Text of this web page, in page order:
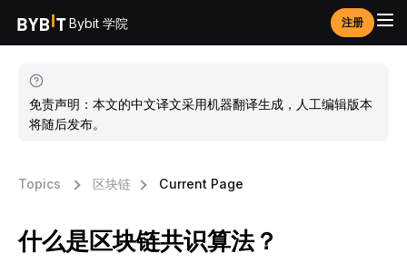
Bybit 学院 注册
免责声明：本文的中文译文采用机器翻译生成，人工编辑版本
将随后发布。
Topics 区块链 Current Page
什么是区块链共识算法？